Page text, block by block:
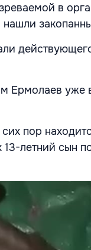
в
нашли
Ермолаев уже
пор
13-летний сын